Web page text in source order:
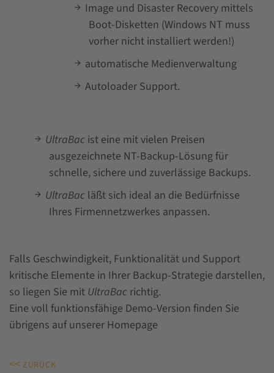
Image und Disaster Recovery mittels
Boot-Disketten (Windows NT muss
vorher nicht installiert werden!)
automatische Medienverwaltung
Autoloader Support.
UltraBacist eine mit vielen Preisen
ausgezeichnete NT-Backup-Lösung für
schnelle, sichere und zuverlässige Backups.
UltraBacläßt sich ideal an die Bedürfnisse
Ihres Firmennetzwerkes anpassen.
Falls Geschwindigkeit, Funktionalität und Support
kritische Elemente in Ihrer Backup-Strategie darstellen,
so liegen Sie mit UltraBac richtig.
Eine voll funktionsfähige Demo-Version finden Sie
übrigens auf unserer Homepage
<< ZURÜCK